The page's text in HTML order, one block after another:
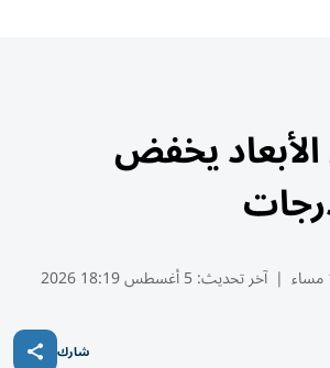
الأبعاد يخفض
| آخر تحديث:5 أغسطس 18:19 2026
شارك